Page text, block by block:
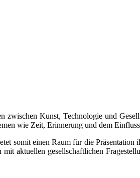
Kunst, Technologie und
wie Zeit, Erinnerung und dem
somit einen Raum für die
aktuellen gesellschaftlichen